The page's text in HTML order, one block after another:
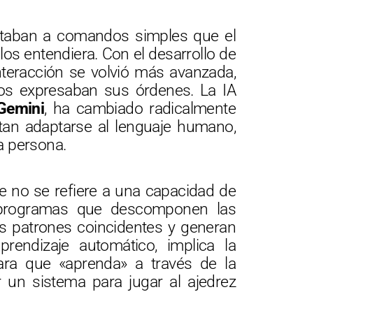
a comandos simples que el
entendiera. Con el desarrollo de
se volvió más avanzada,
expresaban sus órdenes. La IA
, ha cambiado radicalmente
adaptarse al lenguaje humano,
persona.
no se refiere a una capacidad de
que descomponen las
patrones coincidentes y generan
automático, implica la
que «aprenda» a través de la
sistema para jugar al ajedrez